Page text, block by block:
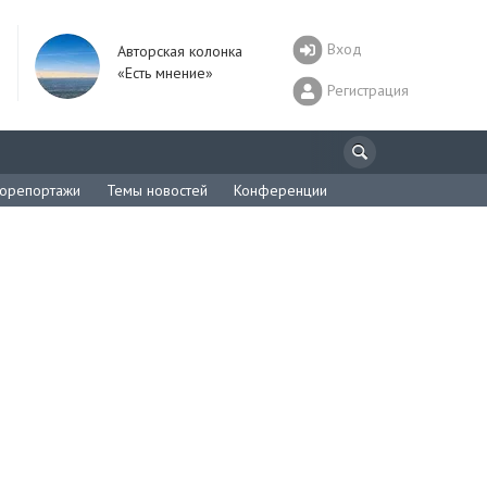
Авторская колонка
«Есть мнение»
Вход
Регистрация
Темы новостей Конференции